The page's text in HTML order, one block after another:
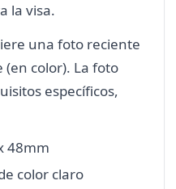
la visa.
una foto reciente
color). La foto
específicos,
48mm
color claro